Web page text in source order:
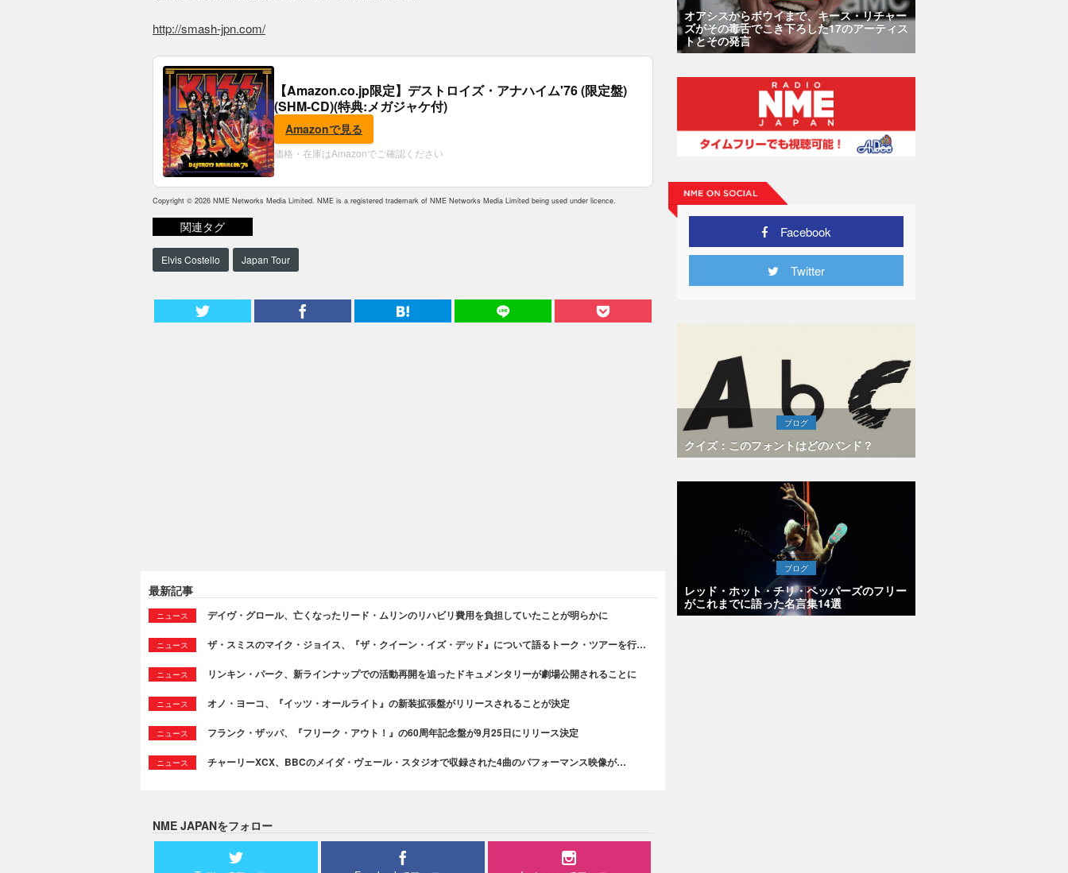
http://smash-jpn.com/
【Amazon.co.jp限定】デストロイズ・アナハイム'76 (限定盤)
(SHM-CD)(特典:メガジャケ付)
Amazonで見る
価格・在庫はAmazonでご確認ください
Copyright © 2026 NME Networks Media Limited. NME is a registered trademark of NME Networks Media Limited being used under licence.
関連タグ
Elvis Costello Japan Tour
最新記事
ニュース デイヴ・グロール、亡くなったリード・ムリンのリハビリ費用を負担していたことが明らかに
ニュース ザ・スミスのマイク・ジョイス、『ザ・クイーン・イズ・デッド』について語るトーク・ツアーを行…
ニュース リンキン・パーク、新ラインナップでの活動再開を追ったドキュメンタリーが劇場公開されることに
ニュース オノ・ヨーコ、『イッツ・オールライト』の新装拡張盤がリリースされることが決定
ニュース フランク・ザッパ、『フリーク・アウト！』の60周年記念盤が9月25日にリリース決定
ニュース チャーリーXCX、BBCのメイダ・ヴェール・スタジオで収録された4曲のパフォーマンス映像が…
NME JAPANをフォロー
オアシスからボウイまで、キース・リチャー
ズがその毒舌でこき下ろした17のアーティス
トとその発言
Facebook
Twitter
ブログ
クイズ：このフォントはどのバンド？
ブログ
レッド・ホット・チリ・ペッパーズのフリー
がこれまでに語った名言集14選